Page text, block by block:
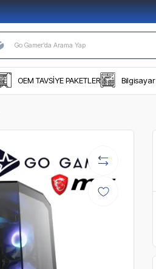
OEM TAVSİYE PAKETLER Bilgisayar